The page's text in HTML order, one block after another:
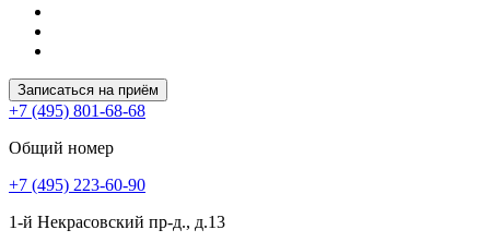
Записаться на приём
+7 (495) 801-68-68
Общий номер
+7 (495) 223-60-90
1-й Некрасовский пр-д., д.13